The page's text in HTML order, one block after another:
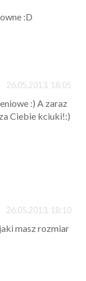
:D
26.05.2013, 18:05
:) A zaraz
Ciebie kciuki!:)
26.05.2013, 18:10
masz rozmiar